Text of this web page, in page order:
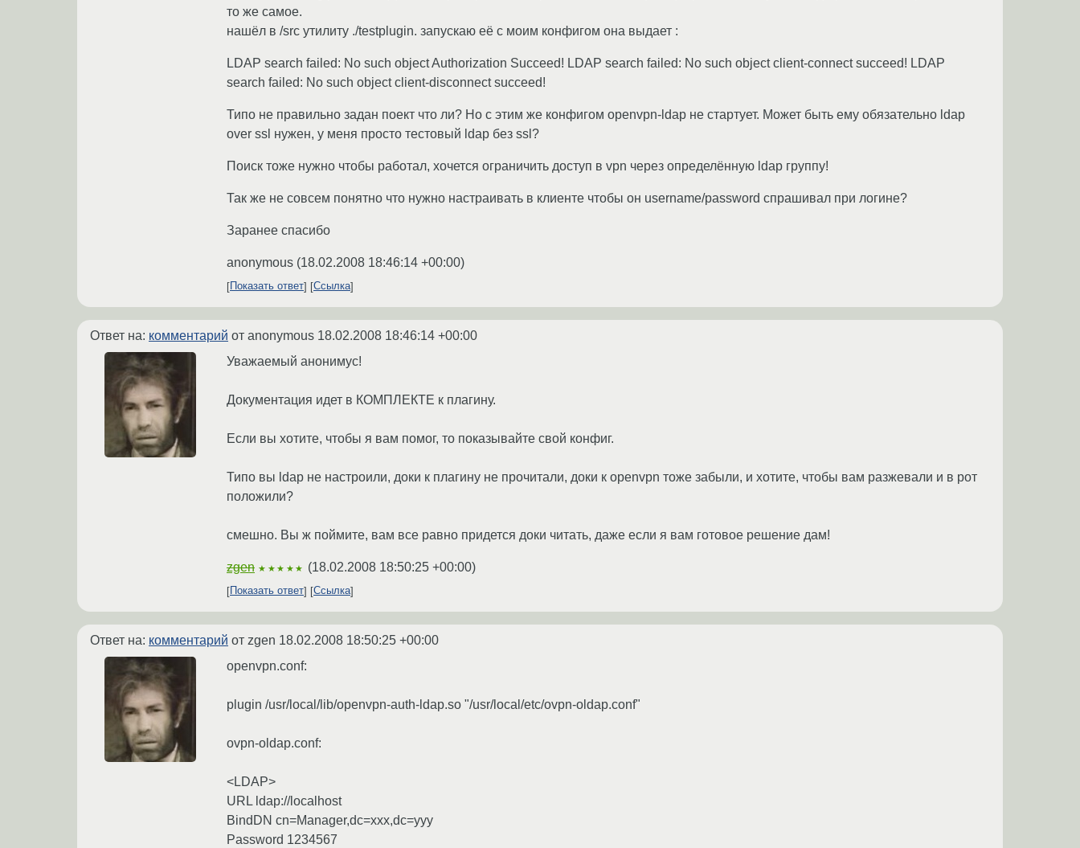
то же самое.
нашёл в /src утилиту ./testplugin. запускаю её с моим конфигом она выдает :
LDAP search failed: No such object Authorization Succeed! LDAP search failed: No such object client-connect succeed! LDAP
search failed: No such object client-disconnect succeed!
Типо не правильно задан поект что ли? Но с этим же конфигом openvpn-ldap не стартует. Может быть ему обязательно ldap
over ssl нужен, у меня просто тестовый ldap без ssl?
Поиск тоже нужно чтобы работал, хочется ограничить доступ в vpn через определённую ldap группу!
Так же не совсем понятно что нужно настраивать в клиенте чтобы он username/password спрашивал при логине?
Заранее спасибо
anonymous (18.02.2008 18:46:14 +00:00)
Показать ответ Ссылка
Ответ на: комментарий от anonymous 18.02.2008 18:46:14 +00:00
Уважаемый анонимус!
Документация идет в КОМПЛЕКТЕ к плагину.
Если вы хотите, чтобы я вам помог, то показывайте свой конфиг.
Типо вы ldap не настроили, доки к плагину не прочитали, доки к openvpn тоже забыли, и хотите, чтобы вам разжевали и в рот
положили?
смешно. Вы ж поймите, вам все равно придется доки читать, даже если я вам готовое решение дам!
zgen ★★★★★ (18.02.2008 18:50:25 +00:00)
Показать ответ Ссылка
Ответ на: комментарий от zgen 18.02.2008 18:50:25 +00:00
openvpn.conf:
plugin /usr/local/lib/openvpn-auth-ldap.so "/usr/local/etc/ovpn-oldap.conf"
ovpn-oldap.conf:
<LDAP>
URL ldap://localhost
BindDN cn=Manager,dc=xxx,dc=yyy
Password 1234567